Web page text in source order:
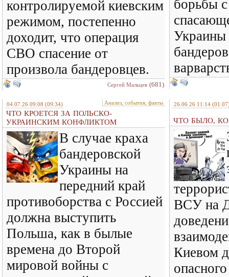
контролируемой киевским
режимом, постепенно
доходит, что операция
СВО спасение от
произвола бандеровцев.
Сергей Мальцев (681)
борьбы
Украины
04.07.26 09:08 (09:34) Анализ, события, факты
ЧТО КРОЕТСЯ ЗА ПОЛЬСКО-
УКРАИНСКИМ КОНФЛИКТОМ
В случае краха
бандеровской
Украины на
передний край
противоборства с Россией
должна выступить
Польша, как в былые
времена до Второй
мировой войны с
26.06.26 11:14
ЧТО БЫЛО,
ВСУ на
Киевом